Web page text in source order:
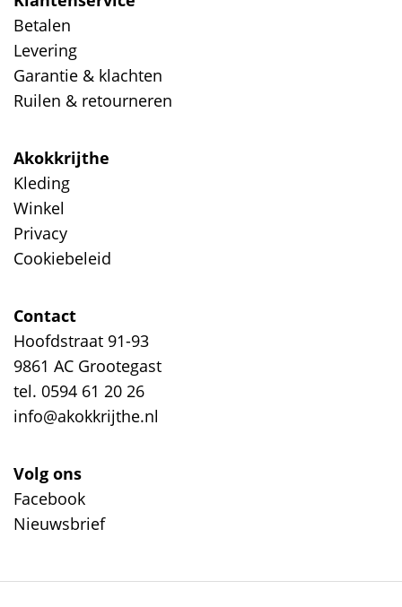
Betalen
Levering
Garantie & klachten
Ruilen & retourneren
Akokkrijthe
Kleding
Winkel
Privacy
Cookiebeleid
Contact
Hoofdstraat 91-93
9861 AC Grootegast
tel. 0594 61 20 26
info@akokkrijthe.nl
Volg ons
Facebook
Nieuwsbrief